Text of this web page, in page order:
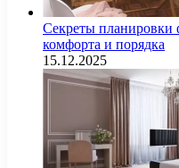
Секреты планировки
комфорта и порядка
15.12.2025